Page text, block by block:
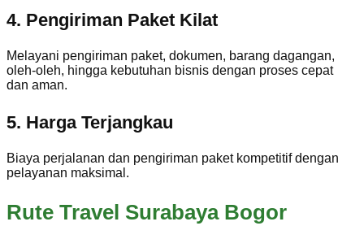
4. Pengiriman Paket Kilat
Melayani pengiriman paket, dokumen, barang dagangan,
oleh-oleh, hingga kebutuhan bisnis dengan proses cepat
dan aman.
5. Harga Terjangkau
Biaya perjalanan dan pengiriman paket kompetitif dengan
pelayanan maksimal.
Rute Travel Surabaya Bogor